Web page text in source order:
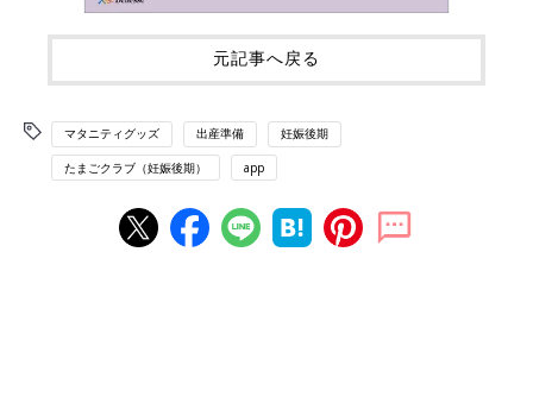
元記事へ戻る
マタニティグッズ 出産準備 妊娠後期
たまごクラブ（妊娠後期） app